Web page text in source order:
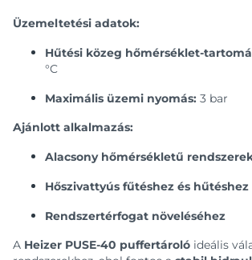
Üzemeltetési adatok:
Hűtési közeg hőmérséklet-
°C
Maximális üzemi nyomás: 3 bar
Ajánlott alkalmazás:
Alacsony hőmérsékletű
Hőszivattyús fűtéshez és hűtéshez
Rendszertérfogat növeléséhez
A Heizer PUSE-40 puffertároló ideális